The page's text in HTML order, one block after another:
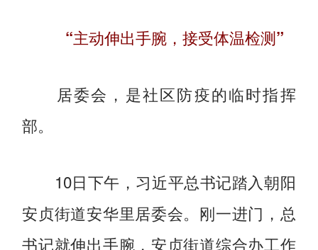
“主动伸出手腕，接受体温检测”
居委会，是社区防疫的临时指挥
部。
10日下午，习近平总书记踏入朝阳
安贞街道安华里居委会。刚一进门，总
书记就伸出手腕，安贞街道综合办工作